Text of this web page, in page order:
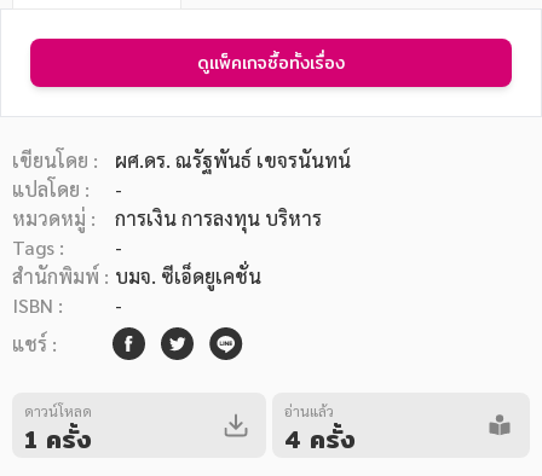
หมวดหมู่หนังสือ
หมวดหมู่ยอดนิยม
หนังสือออกใหม่ หนังสือยอดนิยม หนังสือเช่า
ดูแพ็คเกจซื้อทั้งเรื่อง
เขียนโดย :
ผศ.ดร. ณรัฐพันธ์ เขจรนันทน์
แปลโดย :
-
หมวดหมู่ :
การเงิน การลงทุน บริหาร
Tags :
-
สำนักพิมพ์ : บมจ. ซีเอ็ดยูเคชั่น
ISBN :
-
แชร์ :
ดาวน์โหลด
1 ครั้ง
อ่านแล้ว
4 ครั้ง